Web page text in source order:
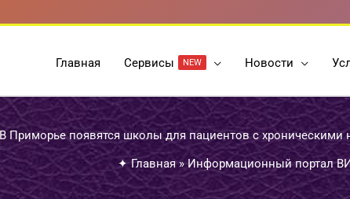
Главная Cервисы NEW Новости
В Приморье появятся школы для пациентов с
✦ Главная » Информационный портал